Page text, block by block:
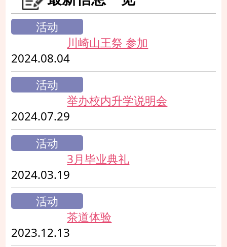
活动
川崎山王祭 参加
2024.08.04
活动
举办校内升学说明会
2024.07.29
活动
3月毕业典礼
2024.03.19
活动
茶道体验
2023.12.13